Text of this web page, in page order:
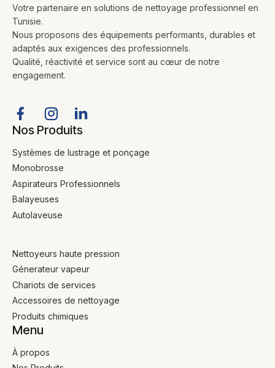
Votre partenaire en solutions de nettoyage professionnel en
Tunisie.
Nous proposons des équipements performants, durables et
adaptés aux exigences des professionnels.
Qualité, réactivité et service sont au cœur de notre
engagement.
Nos Produits
Systèmes de lustrage et ponçage
Monobrosse
Aspirateurs Professionnels
Balayeuses
Autolaveuse
Nettoyeurs haute pression
Génerateur vapeur
Chariots de services
Accessoires de nettoyage
Produits chimiques
Menu
À propos